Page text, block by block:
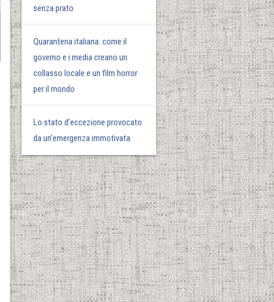
senza prato
Quarantena italiana: come il
governo e i media creano un
collasso locale e un film horror
per il mondo
Lo stato d’eccezione provocato
da un’emergenza immotivata